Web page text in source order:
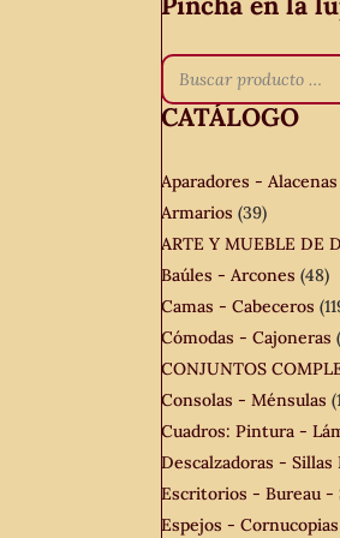
CATÁLOGO
Aparadores - Alacenas
Armarios (39)
ARTE Y MUEBLE DE
Baúles - Arcones (48)
Camas - Cabeceros
Cómodas - Cajoneras
CONJUNTOS
Consolas - Ménsulas
Cuadros: Pintura -
Descalzadoras -
Escritorios - Bureau -
Espejos - Cornucopias